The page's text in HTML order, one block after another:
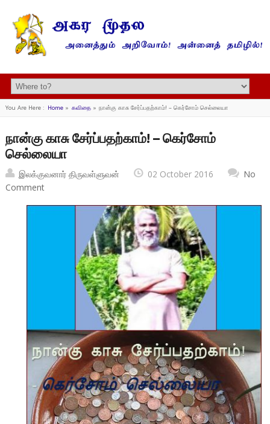
You Are Here : Home» கவிதை» நான்கு காசு சேர்ப்பதற்காம்! – கெர்சோம் செல்லையா
நான்கு காசு சேர்ப்பதற்காம்! – கெர்சோம்
செல்லையா
இலக்குவனார் திருவள்ளுவன் 02 October 2016
No
Comment